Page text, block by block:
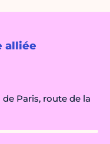
alliée
Paris, route de la